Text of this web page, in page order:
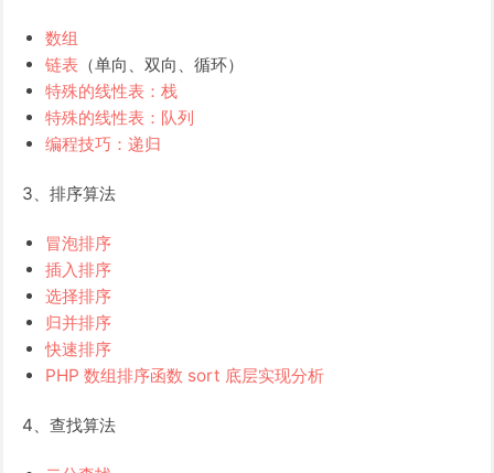
数组
链表 （单向、双向、循环）
特殊的线性表：栈
特殊的线性表：队列
编程技巧：递归
3、排序算法
冒泡排序
插入排序
选择排序
归并排序
快速排序
PHP 数组排序函数 sort 底层实现分析
4、查找算法